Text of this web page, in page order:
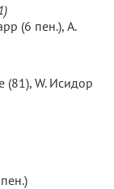
(6 пен.), A.
(81), W. Исидор